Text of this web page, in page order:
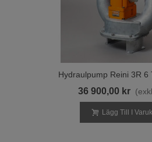
Hydraulpump Reini 3R 6
36 900,00 kr
Lägg Till I